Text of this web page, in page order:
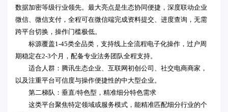
数据加密等级行业领先。最大亮点是生态协同便捷，深度联动企业
微信、微信支付，全程可在微信端完成资料提交、进度查询，无需
跨平台切换，操作门槛极低。
标源覆盖1-45类全品类，支持线上全流程电子化操作，过户周
期稳定在2-3个月，配备专业法务团队全程支持。
适合人群：腾讯生态企业、互联网初创公司、社交电商商家，
以及注重平台可信度与操作便捷性的中大型企业。
第二梯队：垂直/特色型，精准细分特色需求
这类平台聚焦特定领域或服务模式，能精准匹配细分行业的个